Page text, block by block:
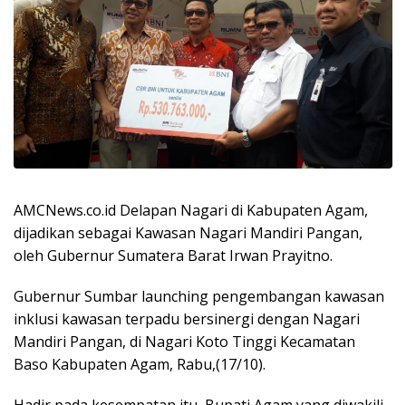
AMCNews.co.id Delapan Nagari di Kabupaten Agam,
dijadikan sebagai Kawasan Nagari Mandiri Pangan,
oleh Gubernur Sumatera Barat Irwan Prayitno.
Gubernur Sumbar launching pengembangan kawasan
inklusi kawasan terpadu bersinergi dengan Nagari
Mandiri Pangan, di Nagari Koto Tinggi Kecamatan
Baso Kabupaten Agam, Rabu,(17/10).